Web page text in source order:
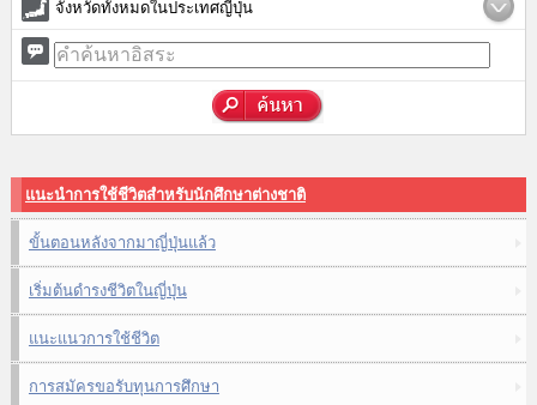
จังหวัดทั้งหมดในประเทศญี่ปุ่น
แนะนำการใช้ชีวิตสำหรับนักศึกษาต่างชาติ
ขั้นตอนหลังจากมาญี่ปุ่นแล้ว
เริ่มต้นดำรงชีวิตในญี่ปุ่น
แนะแนวการใช้ชีวิต
การสมัครขอรับทุนการศึกษา